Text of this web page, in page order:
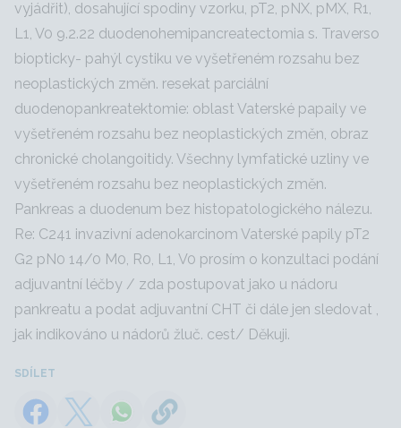
vyjádřit), dosahující spodiny vzorku, pT2, pNX, pMX, R1,
L1, V0 9.2.22 duodenohemipancreatectomia s. Traverso
biopticky- pahýl cystiku ve vyšetřeném rozsahu bez
neoplastických změn. resekat parciální
duodenopankreatektomie: oblast Vaterské papaily ve
vyšetřeném rozsahu bez neoplastických změn, obraz
chronické cholangoitidy. Všechny lymfatické uzliny ve
vyšetřeném rozsahu bez neoplastických změn.
Pankreas a duodenum bez histopatologického nálezu.
Re: C241 invazivní adenokarcinom Vaterské papily pT2
G2 pN0 14/0 M0, R0, L1, V0 prosím o konzultaci podání
adjuvantní léčby / zda postupovat jako u nádoru
pankreatu a podat adjuvantní CHT či dále jen sledovat ,
jak indikováno u nádorů žluč. cest/ Děkuji.
SDÍLET